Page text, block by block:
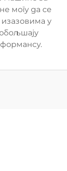
могу да се
у